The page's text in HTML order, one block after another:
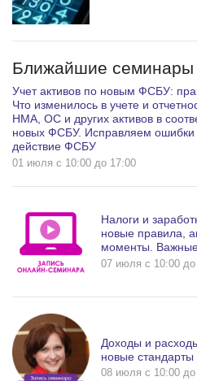
Ближайшие семинары
Учет активов по новым ФСБУ:
Что изменилось в учете и
НМА, ОС и других активов в
новых ФСБУ. Исправляем
действие ФСБУ
01 июля c 10:00 до 17:00
Налоги и
новые правила,
моменты.
07 июля c 10:00 до
Доходы и
новые стандарты
08 июля c 10:00 до